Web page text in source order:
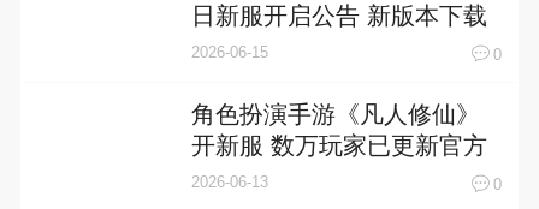
日新服开启公告 新版本下载
恭迎体验
2026-06-15 0
角色扮演手游《凡人修仙》
开新服 数万玩家已更新官方
版
2026-06-13 0